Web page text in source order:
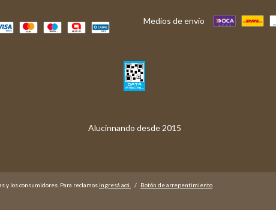
Medios de envío
y los consumidores. Para reclamosingresá acá. / Botón de arrepentimiento